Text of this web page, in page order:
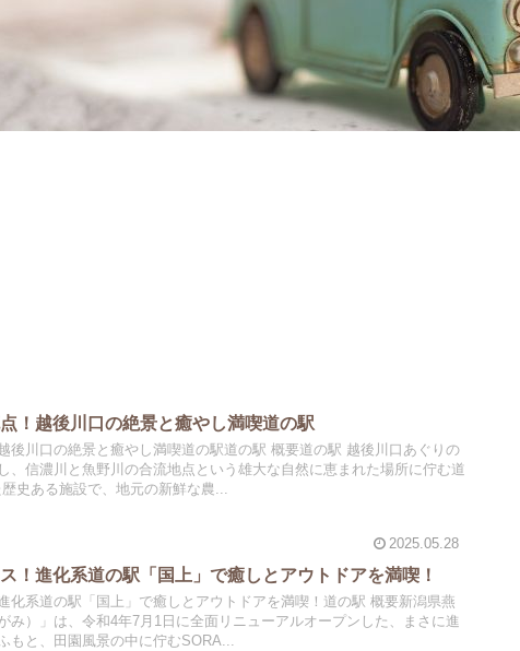
！越後川口の絶景と癒やし満喫道の駅
後川口の絶景と癒やし満喫道の駅道の駅 概要道の駅 越後川口あぐりの
、信濃川と魚野川の合流地点という雄大な自然に恵まれた場所に佇む道
史ある施設で、地元の新鮮な農...
2025.05.28
！進化系道の駅「国上」で癒しとアウトドアを満喫！
化系道の駅「国上」で癒しとアウトドアを満喫！道の駅 概要新潟県燕
み）」は、令和4年7月1日に全面リニューアルオープンした、まさに進
もと、田園風景の中に佇むSORA...